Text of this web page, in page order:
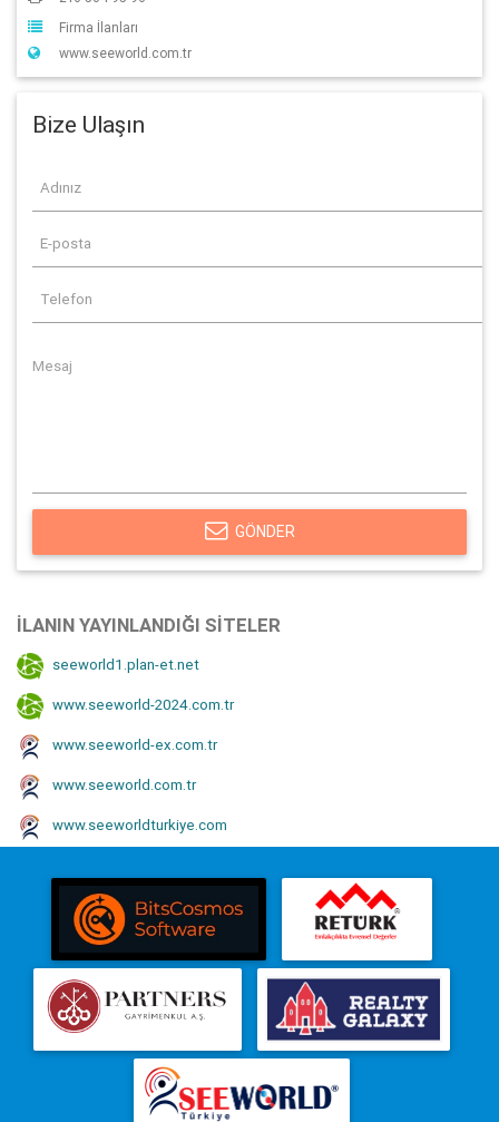
Firma İlanları
www.seeworld.com.tr
Bize Ulaşın
GÖNDER
İLANIN YAYINLANDIĞI SITELER
seeworld1.plan-et.net
www.seeworld-2024.com.tr
www.seeworld-ex.com.tr
www.seeworld.com.tr
www.seeworldturkiye.com